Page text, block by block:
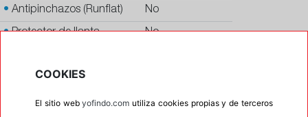
• Antipinchazos (Runflat) No
•Protector de llanta No
Letras blancas
Espuma antiruido No
COOKIES
El sitio webyofindo.com utiliza cookies propias y de terceros